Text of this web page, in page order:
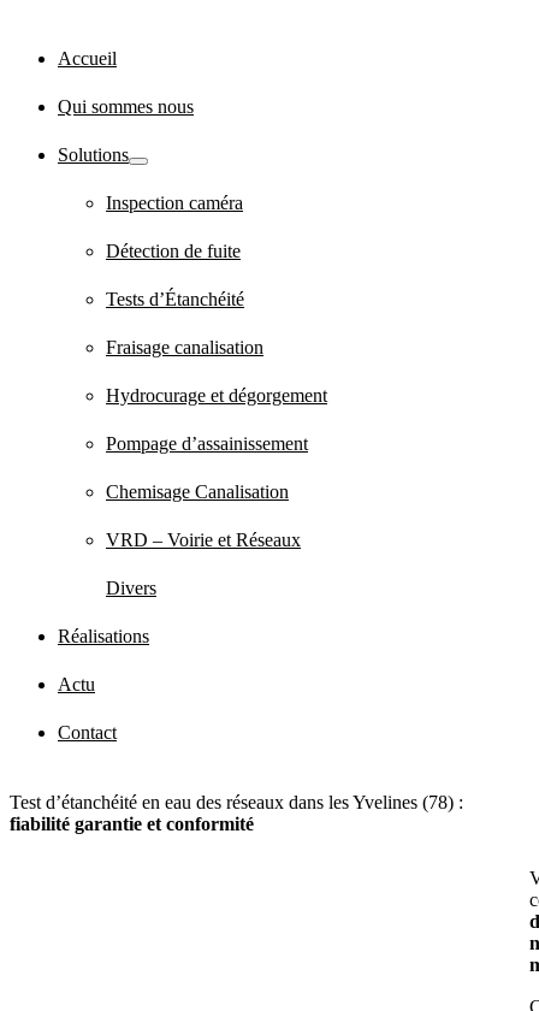
Accueil
Qui sommes nous
Solutions
Inspection caméra
Détection de fuite
Tests d’Étanchéité
Fraisage canalisation
Hydrocurage et dégorgement
Pompage d’assainissement
Chemisage Canalisation
VRD – Voirie et Réseaux
Divers
Réalisations
Actu
Contact
Test d’étanchéité en eau des réseaux dans les Yvelines (78) :
fiabilité garantie et conformité